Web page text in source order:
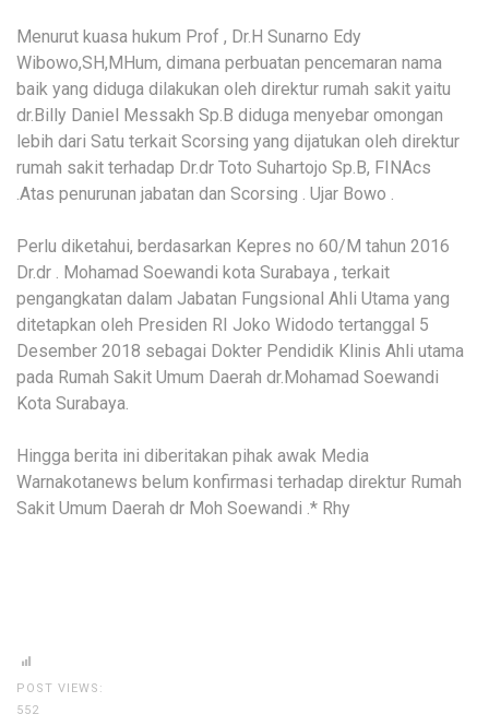
Menurut kuasa hukum Prof , Dr.H Sunarno Edy
Wibowo,SH,MHum, dimana perbuatan pencemaran nama
baik yang diduga dilakukan oleh direktur rumah sakit yaitu
dr.Billy Daniel Messakh Sp.B diduga menyebar omongan
lebih dari Satu terkait Scorsing yang dijatukan oleh direktur
rumah sakit terhadap Dr.dr Toto Suhartojo Sp.B, FINAcs
.Atas penurunan jabatan dan Scorsing . Ujar Bowo .
Perlu diketahui, berdasarkan Kepres no 60/M tahun 2016
Dr.dr . Mohamad Soewandi kota Surabaya , terkait
pengangkatan dalam Jabatan Fungsional Ahli Utama yang
ditetapkan oleh Presiden RI Joko Widodo tertanggal 5
Desember 2018 sebagai Dokter Pendidik Klinis Ahli utama
pada Rumah Sakit Umum Daerah dr.Mohamad Soewandi
Kota Surabaya.
Hingga berita ini diberitakan pihak awak Media
Warnakotanews belum konfirmasi terhadap direktur Rumah
Sakit Umum Daerah dr Moh Soewandi .* Rhy
POST VIEWS:
552